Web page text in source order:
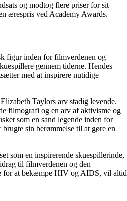
og modtog flere priser for sit
ærespris ved Academy Awards.
figur inden for filmverdenen og
gennem tiderne. Hendes
med at inspirere nutidige
Taylors arv stadig levende.
filmografi og en arv af aktivisme og
som en sand legende inden for
sin berømmelse til at gøre en
som en inspirerende skuespillerinde,
til filmverdenen og den
for at bekæmpe HIV og AIDS, vil altid